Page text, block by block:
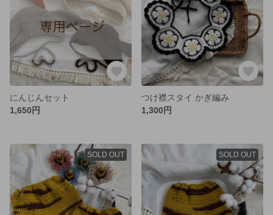
にんじんセット
1,650円
つけ襟スタイ かぎ編み
1,300円
SOLD OUT SOLD OUT